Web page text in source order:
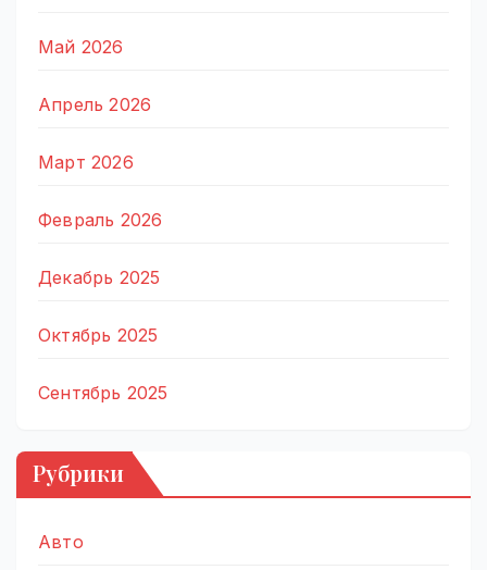
Май 2026
Апрель 2026
Март 2026
Февраль 2026
Декабрь 2025
Октябрь 2025
Сентябрь 2025
Рубрики
Авто